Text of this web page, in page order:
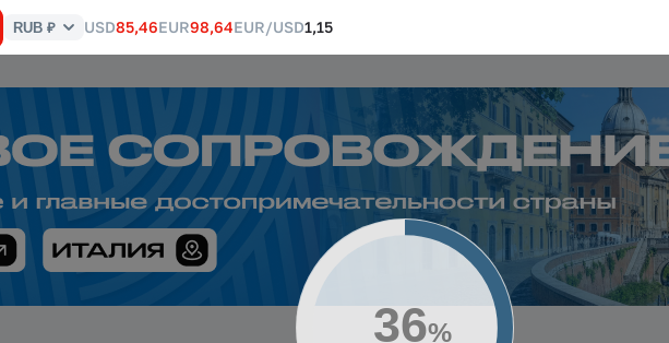
Курс
валют
RUB ₽ USD85,46EUR98,64EUR/USD1,15
37%